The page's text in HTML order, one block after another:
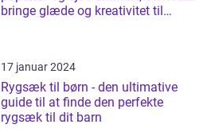
bringe glæde og kreativitet til
17 januar 2024
Rygsæk til børn - den ultimative
guide til at finde den perfekte
rygsæk til dit barn